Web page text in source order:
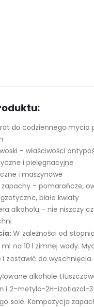
do codziennego mycia
– właściwości
i pielęgnacyjne
i maszynowe
zapachy – pomarańcze,
białe kwiaty
alkoholu – nie niszczy
W zależności od
na 10 l zimnej wody.
i zostawić do wyschnięcia.
alkohole
i 2-metylo-2H-izotiazol-
sole. Kompozycja